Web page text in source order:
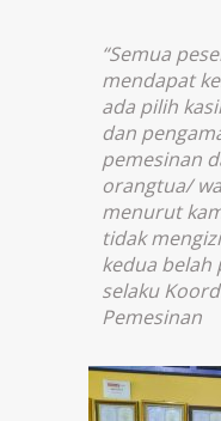
“Semua
mendapat
ada pilih
dan
pemesinan
orangtua/
menurut
tidak
kedua belah
selaku
Pemesinan